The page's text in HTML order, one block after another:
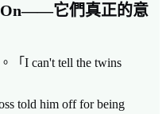
On——它們真正的意
「I can't tell the twins
told him off for being